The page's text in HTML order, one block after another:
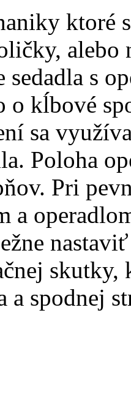
ktoré
alebo
sedadla s
o kĺbové
sa
Poloha
Pri
a
skutky,
a spodnej